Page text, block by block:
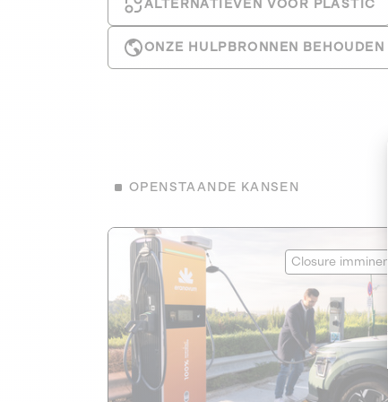
ALTERNATIEVEN VOOR PLASTIC
ONZE HULPBRONNEN BEHOUDEN
OPENSTAANDE KANSEN
Closure imminent
Eranovum
HERNIEUWBARE ENERGIE
HANDELEN VOOR HET KLIMAAT 1
Developer of electric vehicle charging